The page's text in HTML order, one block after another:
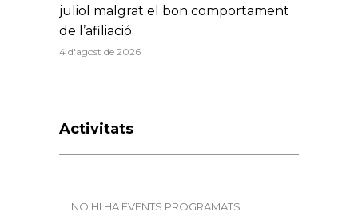
juliol malgrat el bon comportament
de l’afiliació
4 d'agost de 2026
Activitats
NO HI HA EVENTS PROGRAMATS